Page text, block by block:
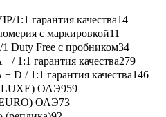
гарантия качества14
с маркировкой11
Duty Free с пробником34
1:1 гарантия качества279
/ 1:1 гарантия качества146
ОАЭ959
ОАЭ73